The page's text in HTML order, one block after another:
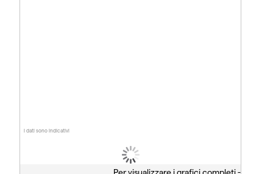
I dati sono indicativi